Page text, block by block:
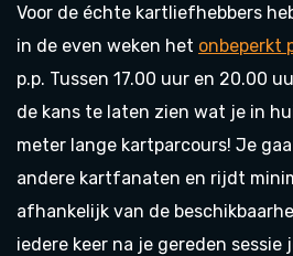
Voor de échte kartliefhebbers
in de even weken het onbeperkt
p.p. Tussen 17.00 uur en 20.00
de kans te laten zien wat je in
meter lange kartparcours! Je
andere kartfanaten en rijdt
afhankelijk van de
iedere keer na je gereden sessie